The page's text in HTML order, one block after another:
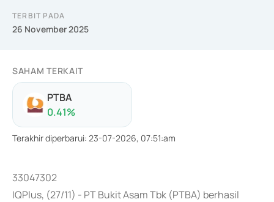
TERBIT PADA
26 November 2025
SAHAM TERKAIT
PTBA
0.41%
Terakhir diperbarui: 23-07-2026, 07:51:am
33047302
IQPlus, (27/11) - PT Bukit Asam Tbk (PTBA) berhasil